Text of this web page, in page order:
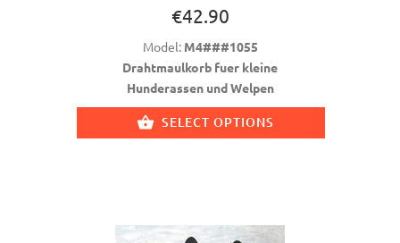
€42.90
Model: M4###1055
Drahtmaulkorb fuer kleine
Hunderassen und Welpen
SELECT OPTIONS